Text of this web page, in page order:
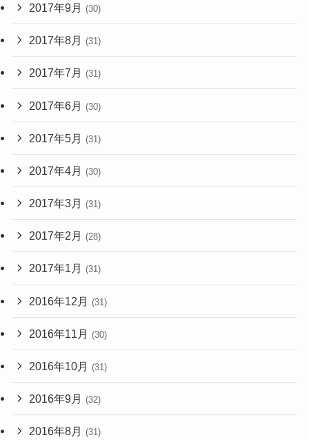
2017年9月 (30)
2017年8月 (31)
2017年7月 (31)
2017年6月 (30)
2017年5月 (31)
2017年4月 (30)
2017年3月 (31)
2017年2月 (28)
2017年1月 (31)
2016年12月 (31)
2016年11月 (30)
2016年10月 (31)
2016年9月 (32)
2016年8月 (31)